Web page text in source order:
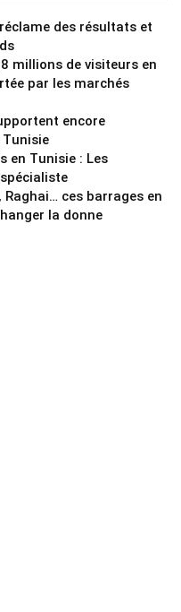
des résultats et
millions de visiteurs en
par les marchés
encore
Tunisie
en Tunisie : Les
ces barrages en
la donne